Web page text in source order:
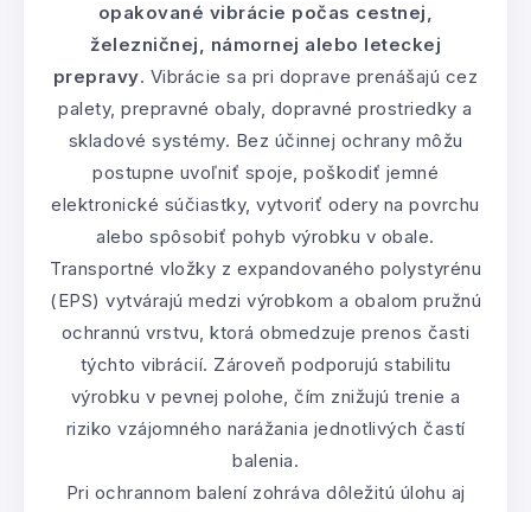
opakované vibrácie počas cestnej,
železničnej, námornej alebo leteckej
prepravy. Vibrácie sa pri doprave prenášajú cez
palety, prepravné obaly, dopravné prostriedky a
skladové systémy. Bez účinnej ochrany môžu
postupne uvoľniť spoje, poškodiť jemné
elektronické súčiastky, vytvoriť odery na povrchu
alebo spôsobiť pohyb výrobku v obale.
Transportné vložky z expandovaného polystyrénu
(EPS) vytvárajú medzi výrobkom a obalom pružnú
ochrannú vrstvu, ktorá obmedzuje prenos časti
týchto vibrácií. Zároveň podporujú stabilitu
výrobku v pevnej polohe, čím znižujú trenie a
riziko vzájomného narážania jednotlivých častí
balenia.
Pri ochrannom balení zohráva dôležitú úlohu aj